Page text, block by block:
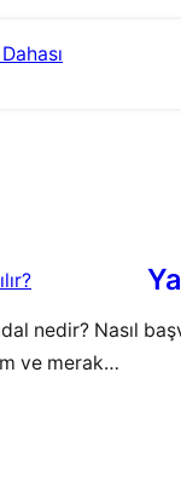
nedir? Nasıl
ve merak…